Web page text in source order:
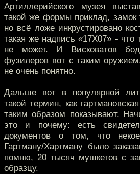
Артиллерийского музея
такой же формы приклад, замок
но всё ложе инкрустировано
такая же надпись «17Х07» - что
не может. И Висковатов
фузилеров вот с таким
не очень понятно.
Дальше вот в популярной
такой термин, как
таким образом показывают.
это и почему: есть
документов о том, что
Гартману/Хартману было
помню, 20 тысяч мушкетов с
образцу.